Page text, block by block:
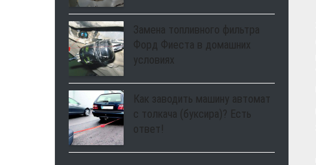
Замена топливного фильтра
Форд Фиеста в домашних
условиях
Как заводить машину автомат
с толкача (буксира)? Есть
ответ!